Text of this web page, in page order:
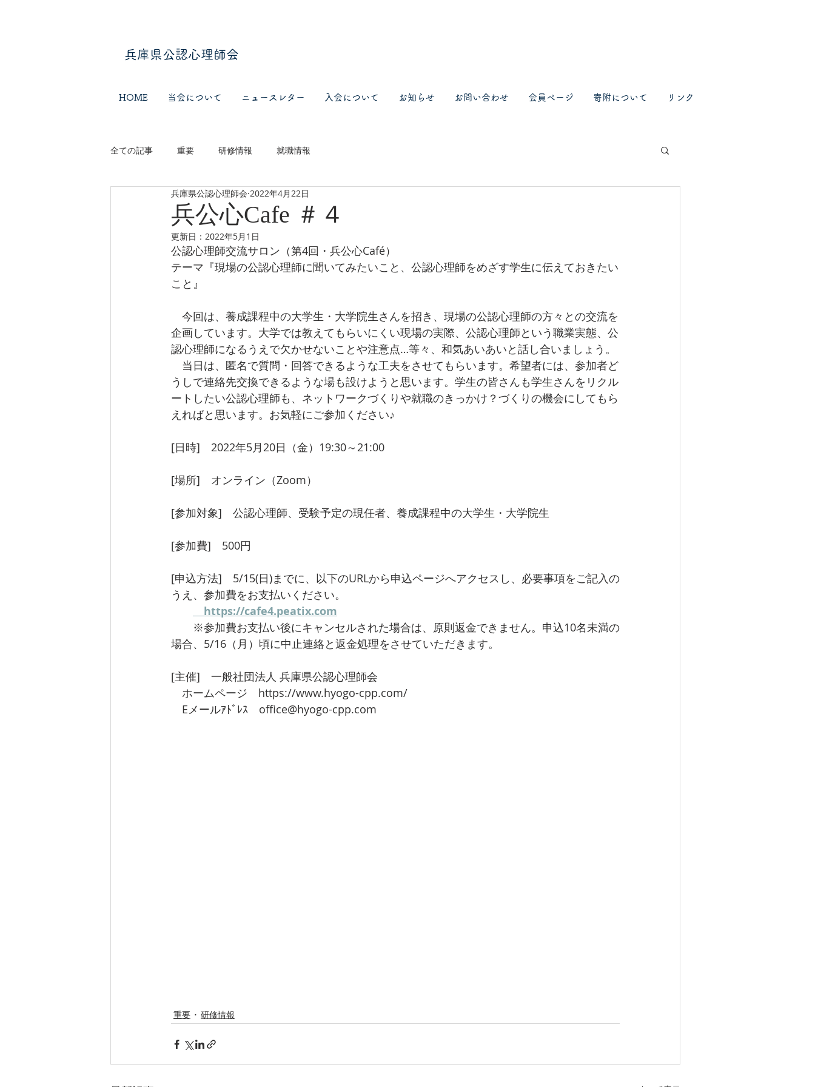
​​兵庫県公認心理師会
HOME 当会について ニュースレター 入会について お知らせ お問い合わせ 会員ページ 寄附について リンク
全ての記事 重要 研修情報 就職情報
兵公心Cafe ＃４
兵庫県公認心理師会 2022年4月22日
更新日： 2022年5月1日
公認心理師交流サロン（第4回・兵公心Café）
テーマ『現場の公認心理師に聞いてみたいこと、公認心理師をめざす学生に伝えておきたい
こと』
今回は、養成課程中の大学生・大学院生さんを招き、現場の公認心理師の方々との交流を
企画しています。大学では教えてもらいにくい現場の実際、公認心理師という職業実態、公
認心理師になるうえで欠かせないことや注意点…等々、和気あいあいと話し合いましょう。
当日は、匿名で質問・回答できるような工夫をさせてもらいます。希望者には、参加者ど
うしで連絡先交換できるような場も設けようと思います。学生の皆さんも学生さんをリクル
ートしたい公認心理師も、ネットワークづくりや就職のきっかけ？づくりの機会にしてもら
えればと思います。お気軽にご参加ください♪
[日時]　2022年5月20日（金）19:30～21:00
[場所]　オンライン（Zoom）
[参加対象]　公認心理師、受験予定の現任者、養成課程中の大学生・大学院生
[参加費]　500円
[申込方法]　5/15(日)までに、以下のURLから申込ページへアクセスし、必要事項をご記入の
うえ、参加費をお支払いください。
https://cafe4.peatix.com
※参加費お支払い後にキャンセルされた場合は、原則返金できません。申込10名未満の
場合、5/16（月）頃に中止連絡と返金処理をさせていただきます。
[主催]　一般社団法人 兵庫県公認心理師会
ホームページ　https://www.hyogo-cpp.com/
Eメールｱﾄﾞﾚｽ　office@hyogo-cpp.com
重要 研修情報